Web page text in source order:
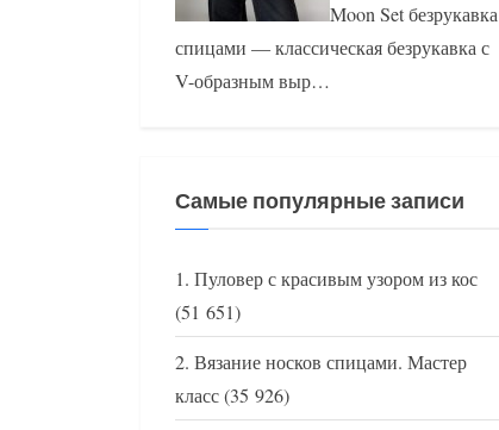
Moon Set безрукавка
спицами — классическая безрукавка с
V-образным выр…
Самые популярные записи
Пуловер с красивым узором из кос
(51 651)
Вязание носков спицами. Мастер
класс(35 926)